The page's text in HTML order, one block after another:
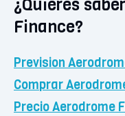
¿Quieres
Finance?
Prevision
Comprar
PrecioAerodrome